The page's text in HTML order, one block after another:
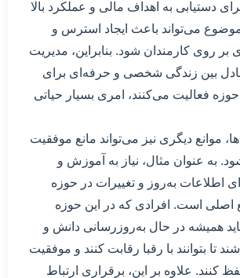
دستیابی به اهداف مالی و عملکرد بالا
می‌تواند باعث ایجاد استرس و
روی کارمندان شود. بنابراین، مدیریت
بین زندگی شخصی و حرفه‌ای برای
حوزه فعالیت می‌کنند، امری بسیار حیاتی
موانع دیگری نیز می‌تواند مانع موفقیت
به عنوان مثال، نیاز به آموزش و
اطلاعات به‌روز و تغییرات در حوزه
اصلی است. افرادی که در این حوزه
همیشه در حال به‌روزرسانی دانش و
تا بتوانند با رقبا رقابت کنند و موفقیت
کنند. علاوه بر این، برقراری ارتباط